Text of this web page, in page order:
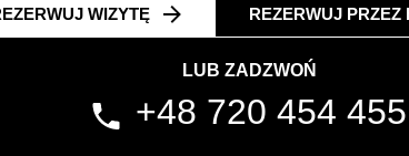
WIZYTĘ REZERWUJ PRZEZ
LUB ZADZWOŃ
+48 720 454 455